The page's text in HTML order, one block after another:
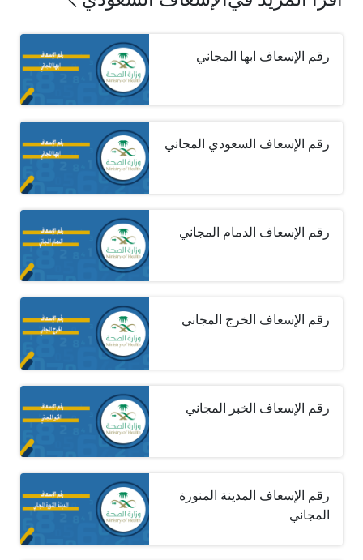
رقم الإسعاف ابها المجاني
رقم الإسعاف السعودي المجاني
رقم الإسعاف الدمام المجاني
رقم الإسعاف الخرج المجاني
رقم الإسعاف الخبر المجاني
رقم الإسعاف المدينة المنورة
المجاني